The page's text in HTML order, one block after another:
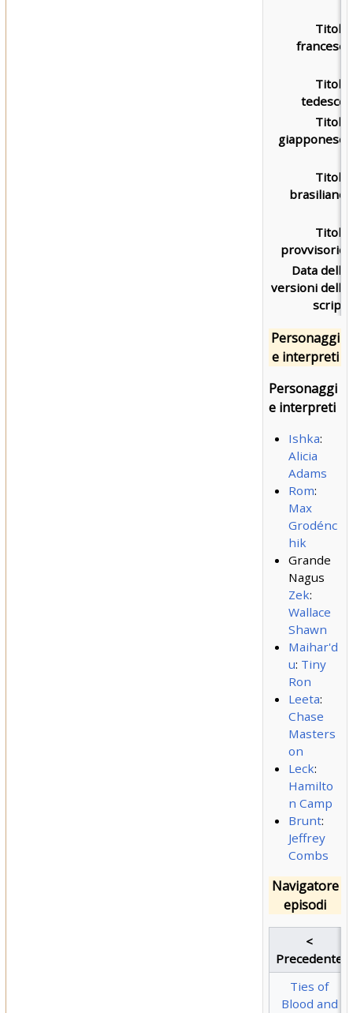
Titolo
francese:
Titolo
tedesco:
Titolo
giapponese:
Titolo
brasiliano:
Titolo
provvisorio:
Data delle
versioni dello
script:
Personaggi
e interpreti
Personaggi
e interpreti
Ishka:
Alicia
Adams
Rom:
Max
Grodénc
hik
Grande
Nagus
Zek:
Wallace
Shawn
Maihar'd
u: Tiny
Ron
Leeta:
Chase
Masters
on
Leck:
Hamilto
n Camp
Brunt:
Jeffrey
Combs
Navigatore
episodi
<
Precedente
Ties of
Blood and